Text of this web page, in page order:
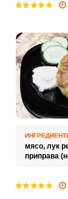
мясо, лук
приправа